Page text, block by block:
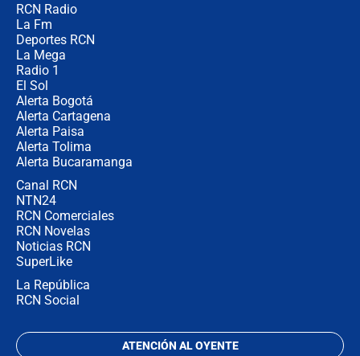
RCN Radio
La Fm
Deportes RCN
La Mega
Radio 1
El Sol
Alerta Bogotá
Alerta Cartagena
Alerta Paisa
Alerta Tolima
Alerta Bucaramanga
Canal RCN
NTN24
RCN Comerciales
RCN Novelas
Noticias RCN
SuperLike
La República
RCN Social
ATENCIÓN AL OYENTE